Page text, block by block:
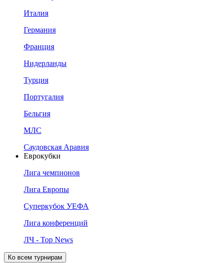
Италия
Германия
Франция
Нидерланды
Турция
Португалия
Бельгия
МЛС
Саудовская Аравия
Еврокубки
Лига чемпионов
Лига Европы
Суперкубок УЕФА
Лига конференций
ЛЧ - Top News
Ко всем турнирам